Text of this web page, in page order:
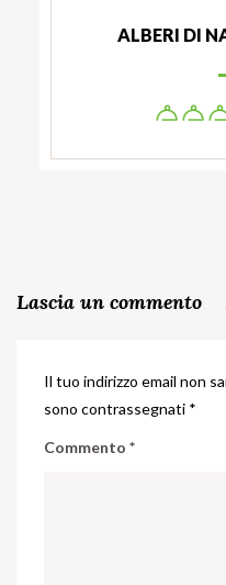
ALBERI DI
Lascia un commento
Il tuo indirizzo email non
sono contrassegnati *
Commento *